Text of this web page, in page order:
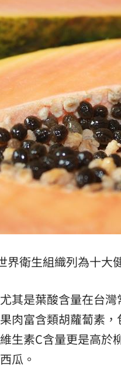
衛生組織列為十大
其是葉酸含量在台
肉富含類胡蘿蔔素
生素C含量更是高
瓜。